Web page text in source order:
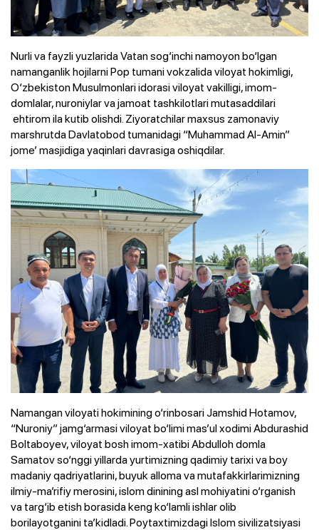
Nurli va fayzli yuzlarida Vatan sog‘inchi namoyon bo‘lgan
namanganlik hojilarni Pop tumani vokzalida viloyat hokimligi,
O‘zbekiston Musulmonlari idorasi viloyat vakilligi, imom-
domlalar, nuroniylar va jamoat tashkilotlari mutasaddilari
ehtirom ila kutib olishdi. Ziyoratchilar maxsus zamonaviy
marshrutda Davlatobod tumanidagi “Muhammad Al-Amin”
jome’ masjidiga yaqinlari davrasiga oshiqdilar.
Namangan viloyati hokimining o‘rinbosari Jamshid Hotamov,
“Nuroniy” jamg‘armasi viloyat bo‘limi mas’ul xodimi Abdurashid
Boltaboyev, viloyat bosh imom-xatibi Abdulloh domla
Samatov so‘nggi yillarda yurtimizning qadimiy tarixi va boy
madaniy qadriyatlarini, buyuk alloma va mutafakkirlarimizning
ilmiy-ma’rifiy merosini, islom dinining asl mohiyatini o‘rganish
va targ‘ib etish borasida keng ko‘lamli ishlar olib
borilayotganini ta’kidladi. Poytaxtimizdagi Islom sivilizatsiyasi